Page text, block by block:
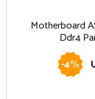
Motherboard
Ddr4
-4%